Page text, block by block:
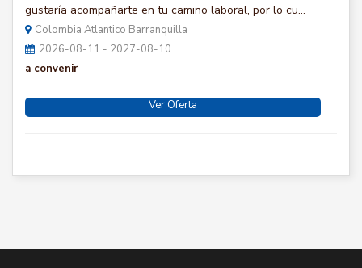
gustaría acompañarte en tu camino laboral, por lo cu...
Colombia Atlantico Barranquilla
2026-08-11 - 2027-08-10
a convenir
Ver Oferta